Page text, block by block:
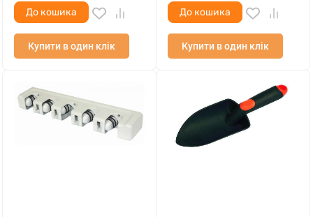
До кошика
Купити в один клік
До кошика
Купити в один клік